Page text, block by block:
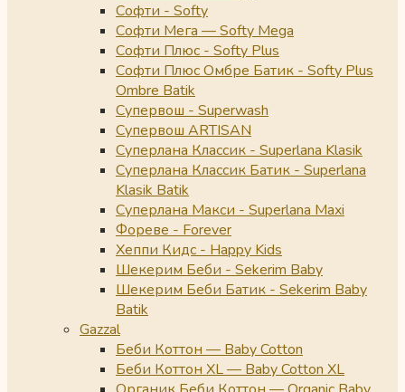
Софти - Softy
Софти Мега — Softy Mega
Софти Плюс - Softy Plus
Софти Плюс Омбре Батик - Softy Plus
Ombre Batik
Супервош - Superwash
Супервош ARTISAN
Суперлана Классик - Superlana Klasik
Суперлана Классик Батик - Superlana
Klasik Batik
Суперлана Макси - Superlana Maxi
Фореве - Forever
Хеппи Кидс - Happy Kids
Шекерим Беби - Sekerim Baby
Шекерим Беби Батик - Sekerim Baby
Batik
Gazzal
Беби Коттон — Baby Cotton
Беби Коттон XL — Baby Cotton XL